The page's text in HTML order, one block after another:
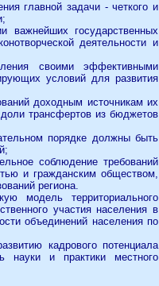
главной задачи - четкого и
важнейших государственных
деятельности и
своими эффективными
условий для развития
доходным источникам их
трансфертов из бюджетов
порядке должны быть
соблюдение требований
и гражданским обществом,
региона.
модель территориального
участия населения в
объединений населения по
кадрового потенциала
науки и практики местного